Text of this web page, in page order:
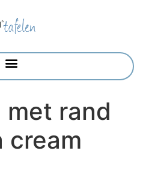
met rand
cream